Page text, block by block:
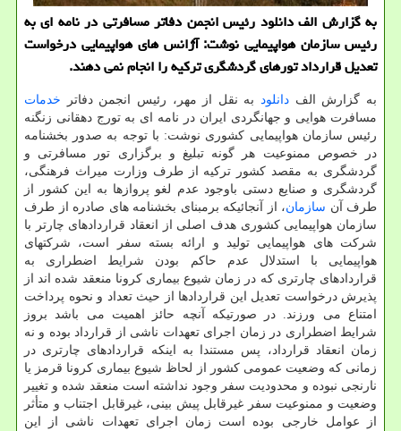
به گزارش الف دانلود رئیس انجمن دفاتر مسافرتی در نامه ای به
رئیس سازمان هواپیمایی نوشت: آژانس های هواپیمایی درخواست
تعدیل قرارداد تورهای گردشگری ترکیه را انجام نمی دهند.
به گزارش الف دانلود به نقل از مهر، رئیس انجمن دفاتر خدمات
مسافرت هوایی و جهانگردی ایران در نامه ای به تورج دهقانی زنگنه
رئیس سازمان هواپیمایی کشوری نوشت: با توجه به صدور بخشنامه
در خصوص ممنوعیت هر گونه تبلیغ و برگزاری تور مسافرتی و
گردشگری به مقصد کشور ترکیه از طرف وزارت میراث فرهنگی،
گردشگری و صنایع دستی باوجود عدم لغو پروازها به این کشور از
طرف آن سازمان، از آنجائیکه برمبنای بخشنامه های صادره از طرف
سازمان هواپیمایی کشوری هدف اصلی از انعقاد قراردادهای چارتر با
شرکت های هواپیمایی تولید و ارائه بسته سفر است، شرکتهای
هواپیمایی با استدلال عدم حاکم بودن شرایط اضطراری به
قراردادهای چارتری که در زمان شیوع بیماری کرونا منعقد شده اند از
پذیرش درخواست تعدیل این قراردادها از حیث تعداد و نحوه پرداخت
امتناع می ورزند. در صورتیکه آنچه حائز اهمیت می باشد بروز
شرایط اضطراری در زمان اجرای تعهدات ناشی از قرارداد بوده و نه
زمان انعقاد قرارداد، پس مستندا به اینکه قراردادهای چارتری در
زمانی که وضعیت عمومی کشور از لحاظ شیوع بیماری کرونا قرمز یا
نارنجی نبوده و محدودیت سفر وجود نداشته است منعقد شده و تغییر
وضعیت و ممنوعیت سفر غیرقابل پیش بینی، غیرقابل اجتناب و متأثر
از عوامل خارجی بوده است زمان اجرای تعهدات ناشی از این